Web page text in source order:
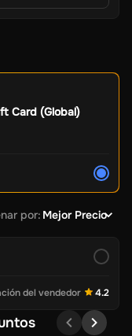
Card (Global)
por: Mejor Precio
del vendedor 4.2